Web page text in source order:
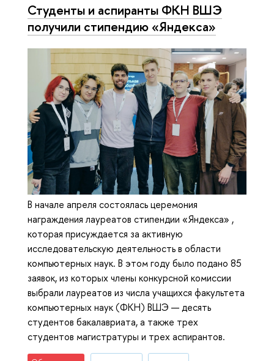
Студенты и аспиранты ФКН ВШЭ
получили стипендию «Яндекса»
В начале апреля состоялась церемония
награждения лауреатов стипендии «Яндекса» ,
которая присуждается за активную
исследовательскую деятельность в области
компьютерных наук. В этом году было подано 85
заявок, из которых члены конкурсной комиссии
выбрали лауреатов из числа учащихся факультета
компьютерных наук (ФКН) ВШЭ — десять
студентов бакалавриата, а также трех
студентов магистратуры и трех аспирантов.